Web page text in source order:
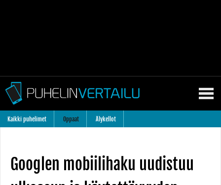
Kaikki puhelimet Oppaat Älykellot
Googlen mobiilihaku uudistuu